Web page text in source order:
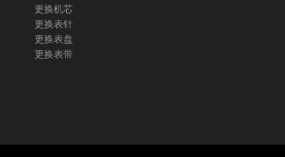
更换机芯
更换表针
更换表盘
更换表带